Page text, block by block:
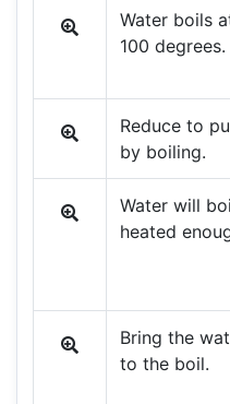
Water boils
100 degrees.
Reduce to
by boiling.
Water will
heated
Bring the
to the boil.